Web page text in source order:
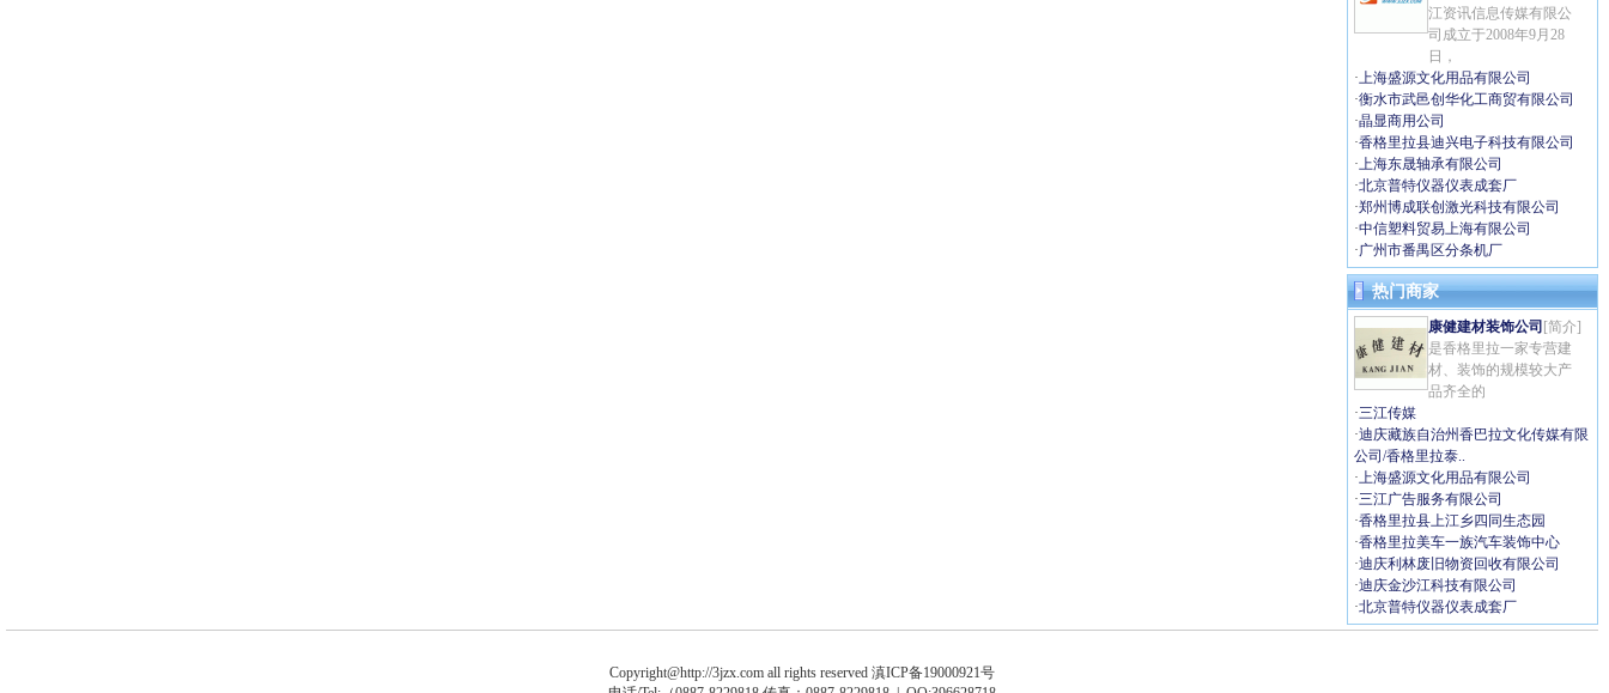
江资讯信息传媒有限公
司成立于2008年9月28
日，
·上海盛源文化用品有限公司
·衡水市武邑创华化工商贸有限公司
·晶显商用公司
·香格里拉县迪兴电子科技有限公司
·上海东晟轴承有限公司
·北京普特仪器仪表成套厂
·郑州博成联创激光科技有限公司
·中信塑料贸易上海有限公司
·广州市番禺区分条机厂
热门商家
康健建材装饰公司 [简介]
是香格里拉一家专营建
材、装饰的规模较大产
品齐全的
·三江传媒
·迪庆藏族自治州香巴拉文化传媒有限
公司/香格里拉泰..
·上海盛源文化用品有限公司
·三江广告服务有限公司
·香格里拉县上江乡四同生态园
·香格里拉美车一族汽车装饰中心
·迪庆利林废旧物资回收有限公司
·迪庆金沙江科技有限公司
·北京普特仪器仪表成套厂
Copyright@http://3jzx.com all rights reserved滇ICP备19000921号